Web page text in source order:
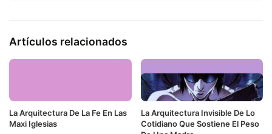
Artículos relacionados
La Arquitectura De La Fe En Las
Maxi Iglesias
La Arquitectura Invisible De Lo
Cotidiano Que Sostiene El Peso